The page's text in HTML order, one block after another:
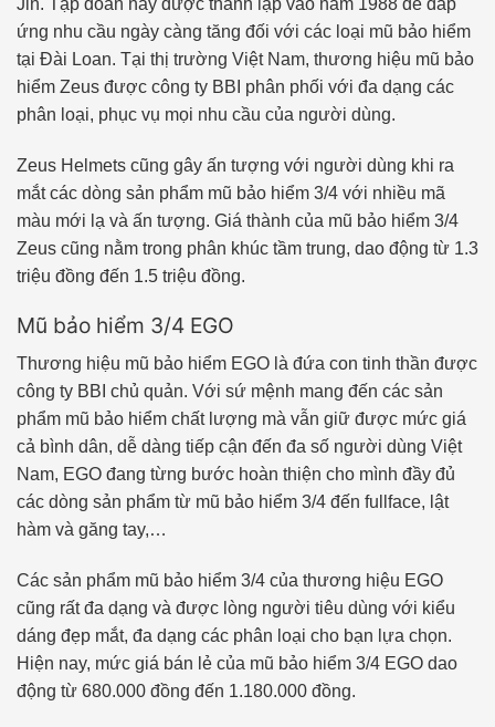
ứng nhu cầu ngày càng tăng đối với các loại mũ bảo hiểm
tại Đài Loan. Tại thị trường Việt Nam, thương hiệu mũ bảo
hiểm Zeus được công ty BBI phân phối với đa dạng các
phân loại, phục vụ mọi nhu cầu của người dùng.
Zeus Helmets cũng gây ấn tượng với người dùng khi ra
mắt các dòng sản phẩm mũ bảo hiểm 3/4 với nhiều mã
màu mới lạ và ấn tượng. Giá thành của mũ bảo hiểm 3/4
Zeus cũng nằm trong phân khúc tầm trung, dao động từ 1.3
triệu đồng đến 1.5 triệu đồng.
Mũ bảo hiểm 3/4 EGO
Thương hiệu mũ bảo hiểm EGO là đứa con tinh thần được
công ty BBI chủ quản. Với sứ mệnh mang đến các sản
phẩm mũ bảo hiểm chất lượng mà vẫn giữ được mức giá
cả bình dân, dễ dàng tiếp cận đến đa số người dùng Việt
Nam, EGO đang từng bước hoàn thiện cho mình đầy đủ
các dòng sản phẩm từ mũ bảo hiểm 3/4 đến fullface, lật
hàm và găng tay,…
Các sản phẩm mũ bảo hiểm 3/4 của thương hiệu EGO
cũng rất đa dạng và được lòng người tiêu dùng với kiểu
dáng đẹp mắt, đa dạng các phân loại cho bạn lựa chọn.
Hiện nay, mức giá bán lẻ của mũ bảo hiểm 3/4 EGO dao
động từ 680.000 đồng đến 1.180.000 đồng.